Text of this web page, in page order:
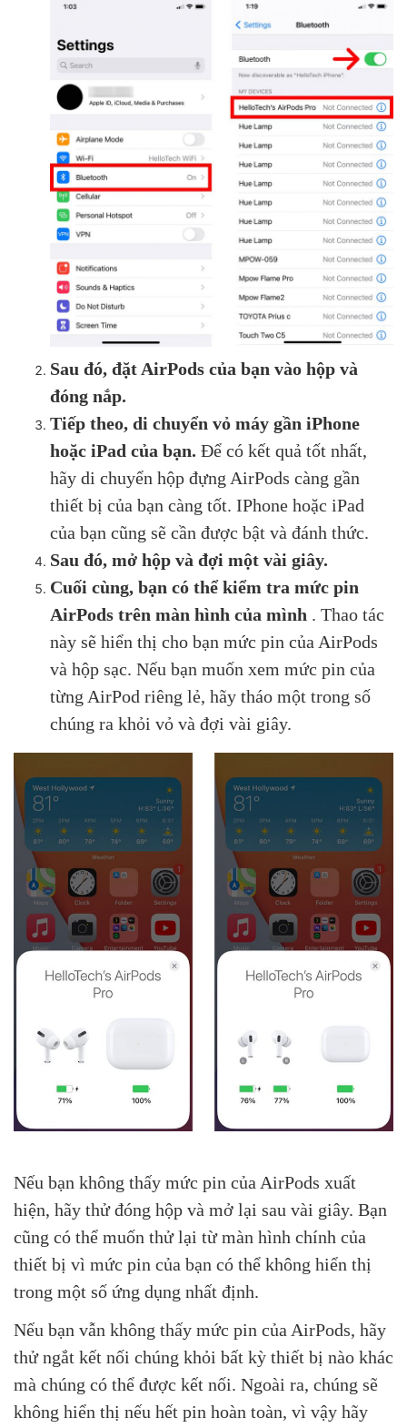
Sau đó, đặt AirPods của bạn vào hộp và
đóng nắp.
Tiếp theo, di chuyển vỏ máy gần iPhone
hoặc iPad của bạn. Để có kết quả tốt nhất,
hãy di chuyển hộp đựng AirPods càng gần
thiết bị của bạn càng tốt. IPhone hoặc iPad
của bạn cũng sẽ cần được bật và đánh thức.
Sau đó, mở hộp và đợi một vài giây.
Cuối cùng, bạn có thể kiểm tra mức pin
AirPods trên màn hình của mình . Thao tác
này sẽ hiển thị cho bạn mức pin của AirPods
và hộp sạc. Nếu bạn muốn xem mức pin của
từng AirPod riêng lẻ, hãy tháo một trong số
chúng ra khỏi vỏ và đợi vài giây.
Nếu bạn không thấy mức pin của AirPods xuất
hiện, hãy thử đóng hộp và mở lại sau vài giây. Bạn
cũng có thể muốn thử lại từ màn hình chính của
thiết bị vì mức pin của bạn có thể không hiển thị
trong một số ứng dụng nhất định.
Nếu bạn vẫn không thấy mức pin của AirPods, hãy
thử ngắt kết nối chúng khỏi bất kỳ thiết bị nào khác
mà chúng có thể được kết nối. Ngoài ra, chúng sẽ
không hiển thị nếu hết pin hoàn toàn, vì vậy hãy